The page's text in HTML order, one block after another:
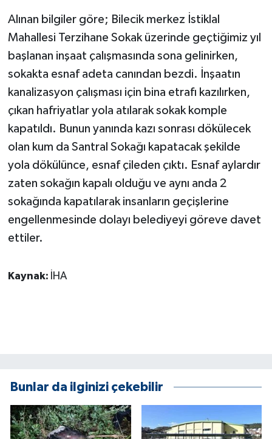
Alınan bilgiler göre; Bilecik merkez İstiklal
Mahallesi Terzihane Sokak üzerinde geçtiğimiz yıl
başlanan inşaat çalışmasında sona gelinirken,
sokakta esnaf adeta canından bezdi. İnşaatın
kanalizasyon çalışması için bina etrafı kazılırken,
çıkan hafriyatlar yola atılarak sokak komple
kapatıldı. Bunun yanında kazı sonrası dökülecek
olan kum da Santral Sokağı kapatacak şekilde
yola dökülünce, esnaf çileden çıktı. Esnaf aylardır
zaten sokağın kapalı olduğu ve aynı anda 2
sokağında kapatılarak insanların geçişlerine
engellenmesinde dolayı belediyeyi göreve davet
ettiler.
Kaynak: İHA
Bunlar da ilginizi çekebilir
İNSAN
İş Dünyası
Jandarma
Kadın
MAGAZİN
Otomobil
Sağlık
ÜLKE GÜNDEMİ